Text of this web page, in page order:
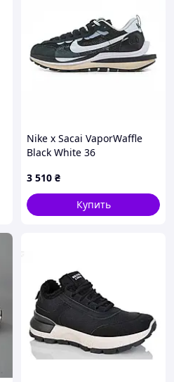
Nike x Sacai VaporWaffle
Black White 36
3 510 ₴
Купить